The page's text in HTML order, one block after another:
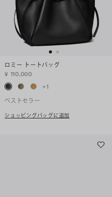
ロミー トートバッグ
¥ 110,000
+1
ベストセラー
ショッピングバッグに追加